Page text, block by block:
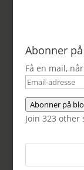
Abonner
Få en mail,
Email-
adresse
Abonner på
Join 323 other